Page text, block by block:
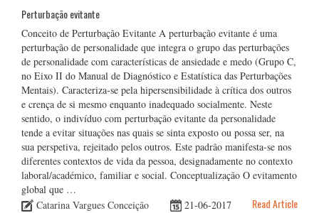
Perturbação evitante
Conceito de Perturbação Evitante A perturbação evitante é uma
perturbação de personalidade que integra o grupo das perturbações
de personalidade com características de ansiedade e medo (Grupo C,
no Eixo II do Manual de Diagnóstico e Estatística das Perturbações
Mentais). Caracteriza-se pela hipersensibilidade à crítica dos outros
e crença de si mesmo enquanto inadequado socialmente. Neste
sentido, o indivíduo com perturbação evitante da personalidade
tende a evitar situações nas quais se sinta exposto ou possa ser, na
sua perspetiva, rejeitado pelos outros. Este padrão manifesta-se nos
diferentes contextos de vida da pessoa, designadamente no contexto
laboral/académico, familiar e social. Conceptualização O evitamento
global que …
Catarina Vargues Conceição
21-06-2017 Read Article